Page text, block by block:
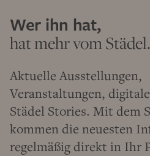
Wer ihn hat,
hat mehr vom Städel.
Aktuelle Ausstellungen,
Veranstaltungen,
Städel Stories. Mit dem
kommen die neuesten
regelmäßig direkt in Ihr